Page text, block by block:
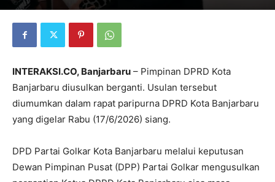
INTERAKSI.CO, Banjarbaru – Pimpinan DPRD Kota
Banjarbaru diusulkan berganti. Usulan tersebut
diumumkan dalam rapat paripurna DPRD Kota Banjarbaru
yang digelar Rabu (17/6/2026) siang.
DPD Partai Golkar Kota Banjarbaru melalui keputusan
Dewan Pimpinan Pusat (DPP) Partai Golkar mengusulkan